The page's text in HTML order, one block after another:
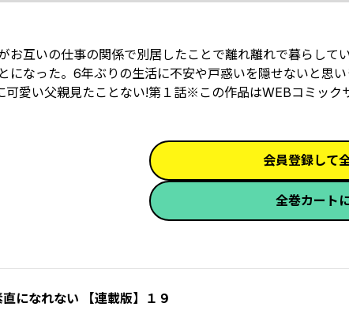
互いの仕事の関係で別居したことで離れ離れで暮らして
になった。6年ぶりの生活に不安や戸惑いを隠せないと思
愛い父親見たことない!第１話※この作品はWEBコミック
会員登録して
全巻カート
になれない 【連載版】１９